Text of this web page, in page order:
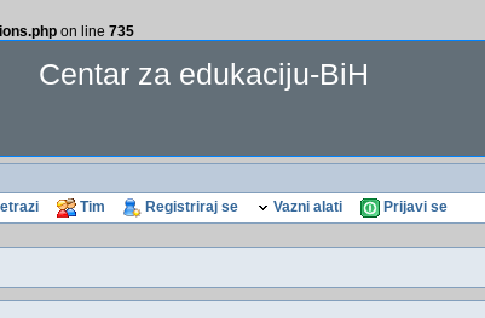
on line 735
Centar za edukaciju-BiH
Tim Registriraj se Vazni alati Prijavi se